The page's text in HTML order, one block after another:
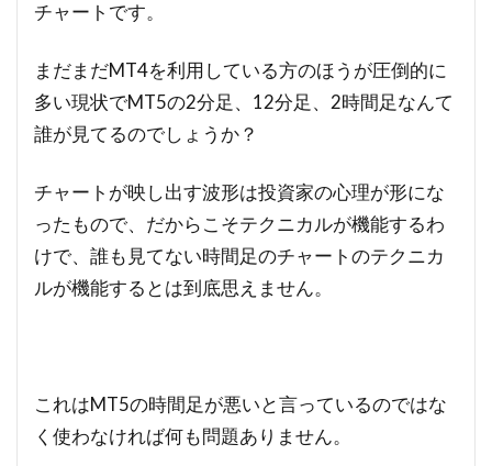
チャートです。
まだまだMT4を利用している方のほうが圧倒的に
多い現状でMT5の2分足、12分足、2時間足なんて
誰が見てるのでしょうか？
チャートが映し出す波形は投資家の心理が形にな
ったもので、だからこそテクニカルが機能するわ
けで、誰も見てない時間足のチャートのテクニカ
ルが機能するとは到底思えません。
これはMT5の時間足が悪いと言っているのではな
く使わなければ何も問題ありません。